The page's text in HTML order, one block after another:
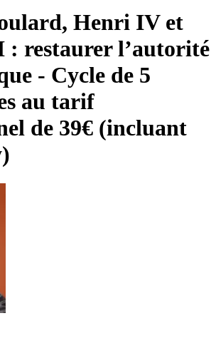
Henri IV et
restaurer l’autorité
- Cycle de 5
au tarif
de 39€ (incluant